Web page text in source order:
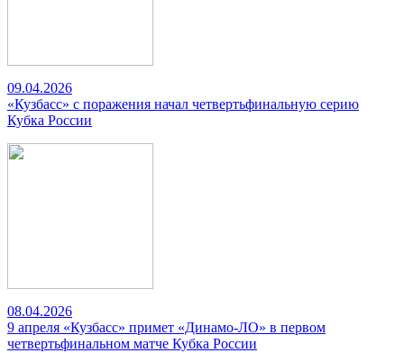
09.04.2026
«Кузбасс» с поражения начал четвертьфинальную серию
Кубка России
08.04.2026
9 апреля «Кузбасс» примет «Динамо-ЛО» в первом
четвертьфинальном матче Кубка России